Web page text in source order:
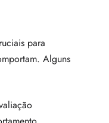
para
Alguns